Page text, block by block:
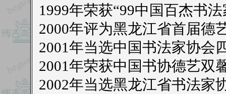
1999年荣获“99中国百杰书法
2000年评为黑龙江省首届德
2001年当选中国书法家协会
2001年荣获中国书协德艺双
2002年当选黑龙江省书法家